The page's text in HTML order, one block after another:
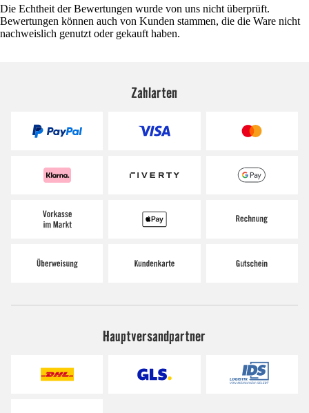
Die Echtheit der Bewertungen wurde von uns nicht überprüft.
Bewertungen können auch von Kunden stammen, die die Ware nicht
nachweislich genutzt oder gekauft haben.
Zahlarten
Hauptversandpartner